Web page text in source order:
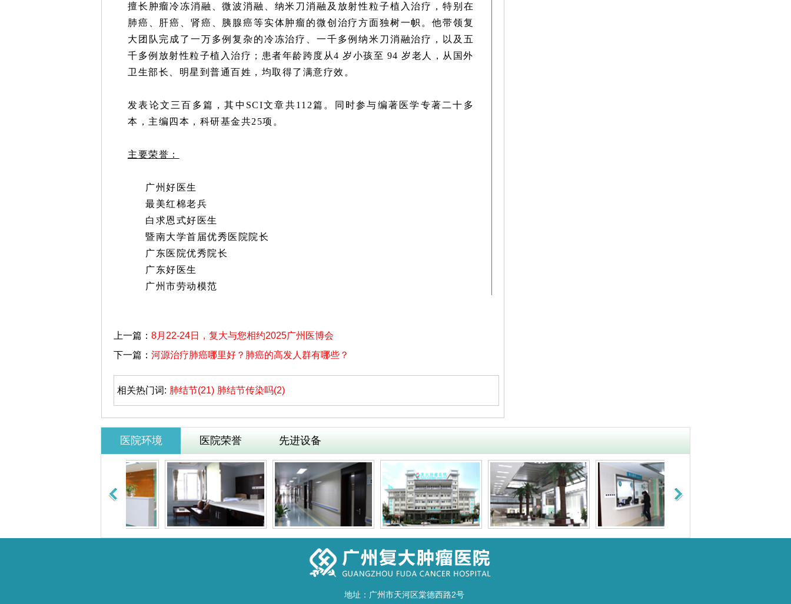
擅长肿瘤冷冻消融、微波消融、 纳米刀消融及放射性粒子植入治疗，特别在
肺癌、 肝癌 、 肾癌 、 胰腺癌等实体肿瘤的微创治疗方面独树一帜。他带领复
大团队完成了一万多例复杂的冷冻治疗、一千多例纳米刀消融治疗，以及五
千多例放射性粒子植入治疗；患者年龄跨度从4 岁小孩至 94 岁老人，从国外
卫生部长、明星到普通百姓，均取得了满意疗效。
发表论文三百多篇，其中SCI文章共112篇。同时参与编著医学专著二十多
本，主编四本，科研基金共25项。
主要荣誉：
广州好医生
最美红棉老兵
白求恩式好医生
暨南大学首届优秀医院院长
广东医院优秀院长
广东好医生
广州市劳动模范
上一篇： 8月22-24日，复大与您相约2025广州医博会
下一篇： 河源治疗肺癌哪里好？肺癌的高发人群有哪些？
相关热门词: 肺结节(21) 肺结节传染吗(2)
医院环境 医院荣誉 先进设备
地址：广州市天河区棠德西路2号